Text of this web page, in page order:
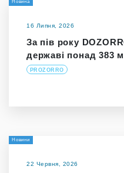
Новина
16 Липня, 2026
За пів року
державі понад 383
PROZORRO
Новини
22 Червня, 2026